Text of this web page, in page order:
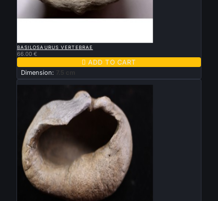
BASILOSAURUS VERTEBRAE
66.00 €
 ADD TO CART
Dimension: 7.5 cm